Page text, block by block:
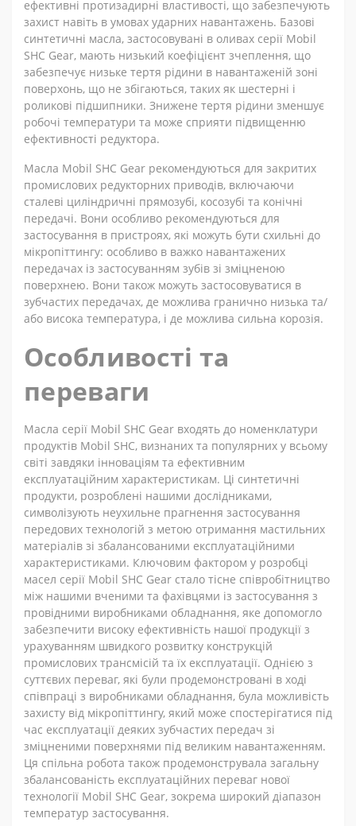
ефективні протизадирні властивості, що забезпечують
захист навіть в умовах ударних навантажень. Базові
синтетичні масла, застосовувані в оливах серії Mobil
SHC Gear, мають низький коефіцієнт зчеплення, що
забезпечує низьке тертя рідини в навантаженій зоні
поверхонь, що не збігаються, таких як шестерні і
роликові підшипники. Знижене тертя рідини зменшує
робочі температури та може сприяти підвищенню
ефективності редуктора.
Масла Mobil SHC Gear рекомендуються для закритих
промислових редукторних приводів, включаючи
сталеві циліндричні прямозубі, косозубі та конічні
передачі. Вони особливо рекомендуються для
застосування в пристроях, які можуть бути схильні до
мікропіттингу: особливо в важко навантажених
передачах із застосуванням зубів зі зміцненою
поверхнею. Вони також можуть застосовуватися в
зубчастих передачах, де можлива гранично низька та/
або висока температура, і де можлива сильна корозія.
Особливості та
переваги
Масла серії Mobil SHC Gear входять до номенклатури
продуктів Mobil SHC, визнаних та популярних у всьому
світі завдяки інноваціям та ефективним
експлуатаційним характеристикам. Ці синтетичні
продукти, розроблені нашими дослідниками,
символізують неухильне прагнення застосування
передових технологій з метою отримання мастильних
матеріалів зі збалансованими експлуатаційними
характеристиками. Ключовим фактором у розробці
масел серії Mobil SHC Gear стало тісне співробітництво
між нашими вченими та фахівцями із застосування з
провідними виробниками обладнання, яке допомогло
забезпечити високу ефективність нашої продукції з
урахуванням швидкого розвитку конструкцій
промислових трансмісій та їх експлуатації. Однією з
суттєвих переваг, які були продемонстровані в ході
співпраці з виробниками обладнання, була можливість
захисту від мікропіттингу, який може спостерігатися під
час експлуатації деяких зубчастих передач зі
зміцненими поверхнями під великим навантаженням.
Ця спільна робота також продемонструвала загальну
збалансованість експлуатаційних переваг нової
технології Mobil SHC Gear, зокрема широкий діапазон
температур застосування.